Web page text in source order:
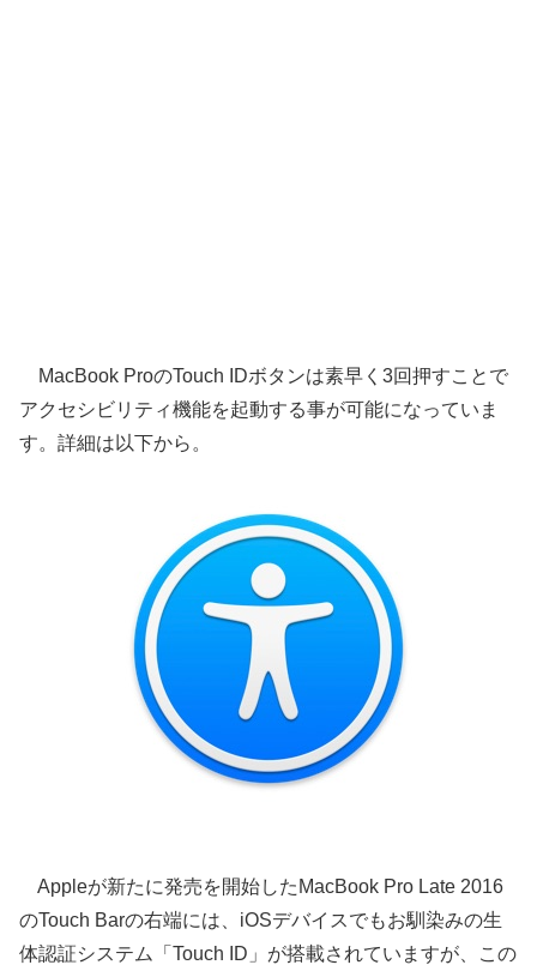
MacBook ProのTouch IDボタンは素早く3回押すことで
アクセシビリティ機能を起動する事が可能になっていま
す。詳細は以下から。
Appleが新たに発売を開始したMacBook Pro Late 2016
のTouch Barの右端には、iOSデバイスでもお馴染みの生
体認証システム「Touch ID」が搭載されていますが、この